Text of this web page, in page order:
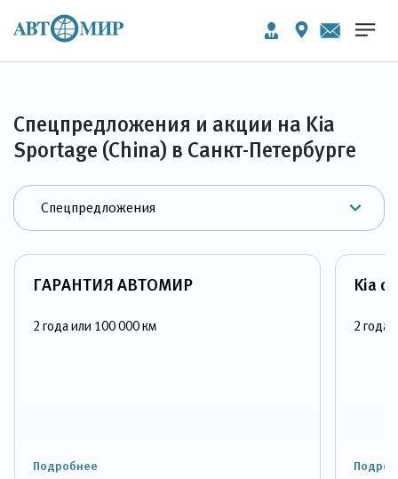
Спецпредложения и акции на Kia
Sportage (China) в Санкт-Петербурге
ГАРАНТИЯ АВТОМИР
2 года или 100 000 км
Подробнее
Kia с
2 года